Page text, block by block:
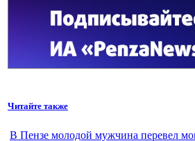
Читайте также
В Пензе молодой мужчина перевел